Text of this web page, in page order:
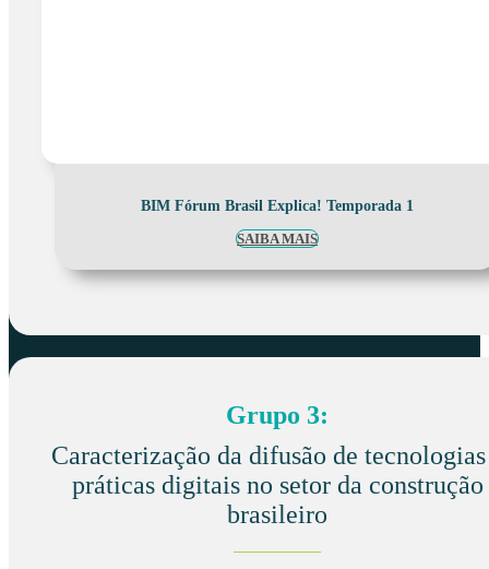
BIM Fórum Brasil Explica! Temporada 1
SAIBA MAIS
Grupo 3:
Caracterização da difusão de
práticas digitais no setor da construção
brasileiro